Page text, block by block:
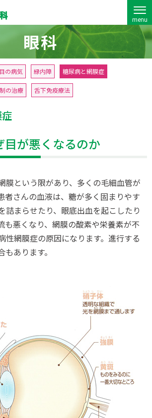
menu
眼科
の病気 緑内障 糖尿病と網膜症
の治療 舌下免疫療法
目が悪くなるのか
膜という限があり、多くの毛細血管が
者さんの血液は、糖が多く固まりやす
詰まらせたり、眼底出血を起こしたり
も悪くなり、網膜の酸素や栄養素が不
性網膜症の原因になります。進行する
あります。